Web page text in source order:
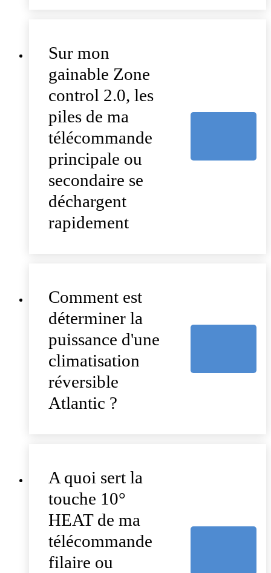
Sur mon
gainable Zone
control 2.0, les
piles de ma
télécommande
principale ou
secondaire se
déchargent
rapidement
Comment est
déterminer la
puissance d'une
climatisation
réversible
Atlantic ?
A quoi sert la
touche 10°
HEAT de ma
télécommande
filaire ou